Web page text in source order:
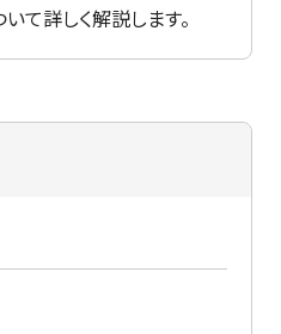
て詳しく解説します。